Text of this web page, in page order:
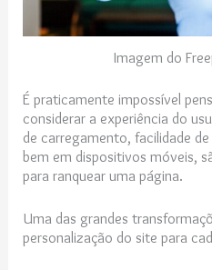
Imagem do
É praticamente impossível
considerar a experiência do
de carregamento, facilidade
bem em dispositivos móveis,
para ranquear uma página.
Uma das grandes
personalização do site para